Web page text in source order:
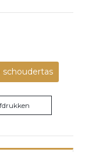
schoudertas